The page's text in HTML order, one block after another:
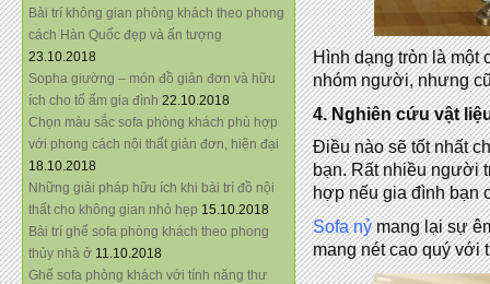
Bài trí không gian phòng khách theo phong
cách Hàn Quốc đẹp và ấn tượng
23.10.2018
Sopha giường – món đồ giản đơn và hữu
ích cho tổ ấm gia đình 22.10.2018
Chọn màu sắc sofa phòng khách phù hợp
với phong cách nội thất giản đơn, hiện đại
18.10.2018
Những giải pháp hữu ích khi bài trí đồ nội
thất cho không gian nhỏ hẹp 15.10.2018
Bài trí ghế sofa phòng khách theo phong
thủy nhà ở 11.10.2018
Ghế sofa phòng khách với tính năng thư
Hình dạng tròn là một
nhóm người, nhưng
4. Nghiên cứu vật
Điều nào sẽ tốt nhất
bạn. Rất nhiều người
hợp nếu gia đình bạn
Sofa nỷmang lại sự
mang nét cao quý với